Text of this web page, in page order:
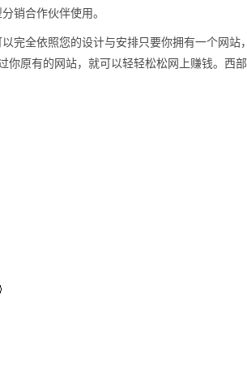
销合作伙伴使用。
完全依照您的设计与安排只要你拥有一个网站
原有的网站，就可以轻轻松松网上赚钱。西